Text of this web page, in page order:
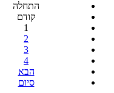
התחלה
קודם
1
2
3
4
הבא
סיום